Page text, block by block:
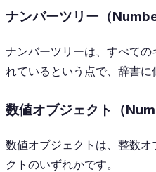
ナンバーツリー（
ナンバーツリーは、すべて
れているという点で、辞書に
数値オブジェクト（
数値オブジェクトは、整数
クトのいずれかです。